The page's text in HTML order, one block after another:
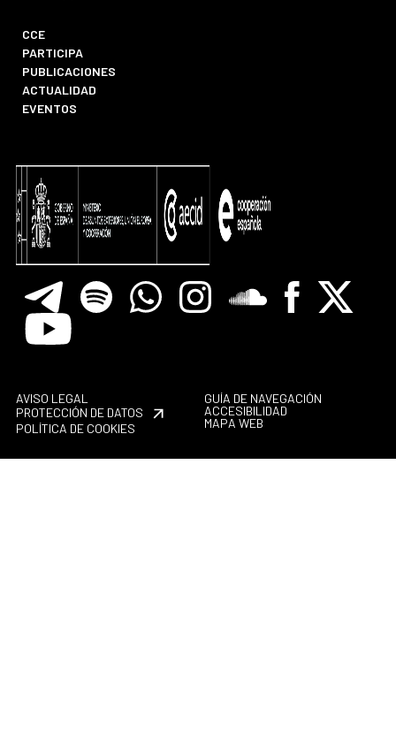
CCE
PARTICIPA
PUBLICACIONES
ACTUALIDAD
EVENTOS
TelegramSpotify WhatsappInstagramSoundcloreFacebook
X
Youtube
AVISO LEGAL
PROTECCIÓN DE DATOS
POLÍTICA DE COOKIES
GUÍA DE NAVEGACIÓN
ACCESIBILIDAD
MAPA WEB